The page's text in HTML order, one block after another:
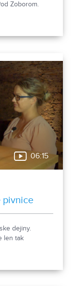
Zoborom.
06:15
pivnice
dejiny.
len tak